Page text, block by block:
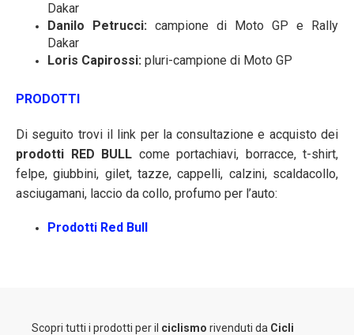
Dakar
Danilo Petrucci: campione di Moto GP e Rally
Dakar
Loris Capirossi: pluri-campione di Moto GP
PRODOTTI
Di seguito trovi il link per la consultazione e acquisto dei
prodotti RED BULL come portachiavi, borracce, t-shirt,
felpe, giubbini, gilet, tazze, cappelli, calzini, scaldacollo,
asciugamani, laccio da collo, profumo per l’auto:
Prodotti Red Bull
Scopri tutti i prodotti per il ciclismo rivenduti da Cicli